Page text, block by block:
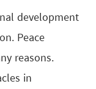
development
Peace
reasons.
in